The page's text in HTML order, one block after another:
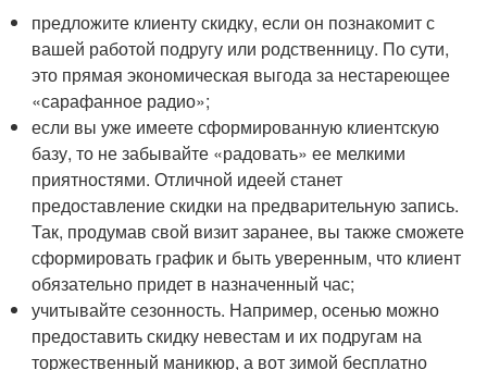
предложите клиенту скидку, если он познакомит с
вашей работой подругу или родственницу. По сути,
это прямая экономическая выгода за нестареющее
«сарафанное радио»;
если вы уже имеете сформированную клиентскую
базу, то не забывайте «радовать» ее мелкими
приятностями. Отличной идеей станет
предоставление скидки на предварительную запись.
Так, продумав свой визит заранее, вы также сможете
сформировать график и быть уверенным, что клиент
обязательно придет в назначенный час;
учитывайте сезонность. Например, осенью можно
предоставить скидку невестам и их подругам на
торжественный маникюр, а вот зимой бесплатно